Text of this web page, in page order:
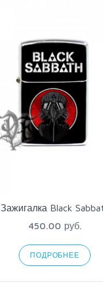
Зажигалка Black
450.00 руб.
ПОДРОБНЕЕ